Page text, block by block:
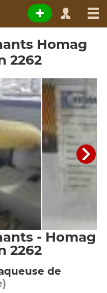
Homag
2262
- Homag
2262
de